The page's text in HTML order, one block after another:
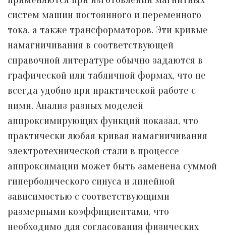
систем машин постоянного и переменного
тока, а также трансформаторов. Эти кривые
намагничивания в соответствующей
справочной литературе обычно задаются в
графической или табличной формах, что не
всегда удобно при практической работе с
ними. Анализ разных моделей
аппроксимирующих функций показал, что
практически любая кривая намагничивания
электротехнической стали в процессе
аппроксимации может быть заменена суммой
гиперболического синуса и линейной
зависимостью с соответствующими
размерными коэффициентами, что
необходимо для согласования физических